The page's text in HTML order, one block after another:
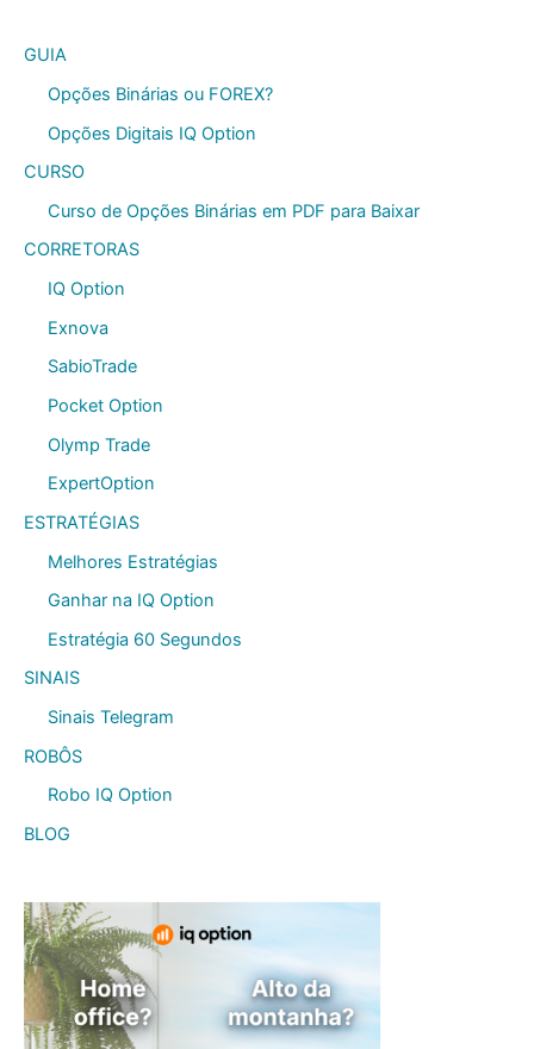
GUIA
Opções Binárias ou FOREX?
Opções Digitais IQ Option
CURSO
Curso de Opções Binárias em PDF para Baixar
CORRETORAS
IQ Option
Exnova
SabioTrade
Pocket Option
Olymp Trade
ExpertOption
ESTRATÉGIAS
Melhores Estratégias
Ganhar na IQ Option
Estratégia 60 Segundos
SINAIS
Sinais Telegram
ROBÔS
Robo IQ Option
BLOG